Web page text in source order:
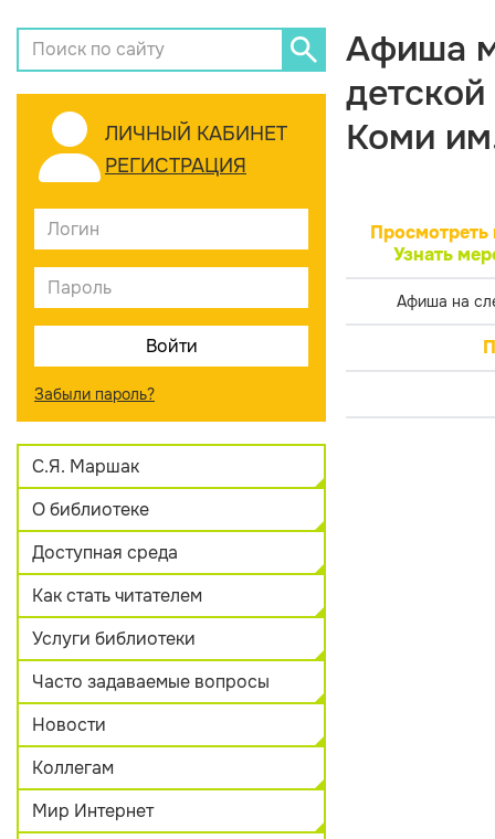
ЛИЧНЫЙ КАБИНЕТ
РЕГИСТРАЦИЯ
Забыли пароль?
С.Я. Маршак
О библиотеке
Доступная среда
Как стать читателем
Услуги библиотеки
Часто задаваемые вопросы
Новости
Коллегам
Мир Интернет
Афиша
Коми
Просмотреть
Узнать
Афиша на